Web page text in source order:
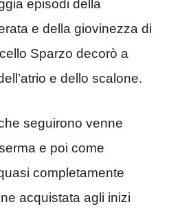
episodi della
e della giovinezza di
Sparzo decorò a
e dello scalone.
seguirono venne
e poi come
completamente
acquistata agli inizi